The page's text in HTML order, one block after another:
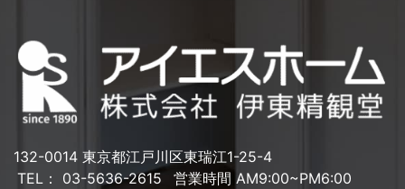
132-0014 東京都江戸川区東瑞江1-25-4
TEL： 03-5636-2615
営業時間 AM9:00~PM6:00